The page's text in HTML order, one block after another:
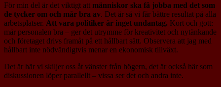
För min del är det viktigt att människor ska få jobba med det som
de tycker om och mår bra av. Det är så vi får bättre resultat på alla
arbetsplatser. Att vara politiker är inget undantag. Kort och gott:
mår personalen bra – ger det utrymme för kreativitet och nytänkande
och företaget drivs framåt på ett hållbart sätt. Observera att jag med
hållbart inte nödvändigtvis menar en ekonomisk tillväxt.
Det är här vi skiljer oss åt vänster från högern, det är också här som
diskussionen löper parallellt – vissa ser det och andra inte.